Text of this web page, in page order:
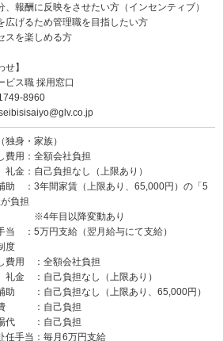
、報酬に反映をさせたい方（インセンティブ）
広げるため管理職を目指したい方
スを楽しめる方
せ】
ビス職 採用窓口
8960
独身・家族）
用：全額会社負担
：自己負担なし（上限あり）
：3年間家賃（上限あり、65,000円）の「5
負担
以降変動あり
：5万円支給（翌月給与にて支給）
度
用 ：全額会社負担
：自己負担なし（上限あり）
：自己負担なし（上限あり、65,000円）
：自己負担
：自己負担
手当：毎月6万円支給